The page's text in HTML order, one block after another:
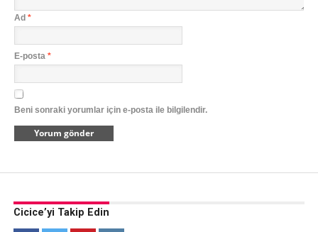
Ad *
E-posta *
Beni sonraki yorumlar için e-posta ile bilgilendir.
Cicice’yi Takip Edin